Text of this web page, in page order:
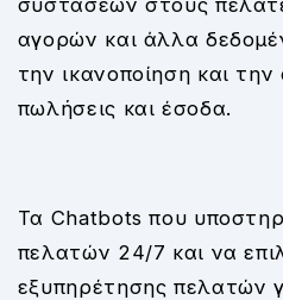
συστάσεων στους
αγορών και άλλα
την ικανοποίηση και
πωλήσεις και έσοδα.
Τα Chatbots που
πελατών 24/7 και να
εξυπηρέτησης πελατών